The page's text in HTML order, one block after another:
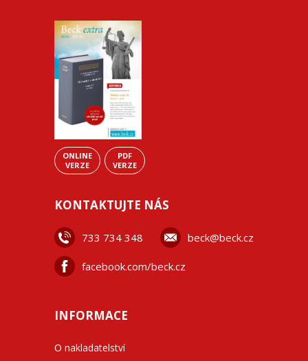
ONLINE
VERZE
PDF
VERZE
KONTAKTUJTE NÁS
733 734 348 beck@beck.cz
facebook.com/beck.cz
INFORMACE
O nakladatelství